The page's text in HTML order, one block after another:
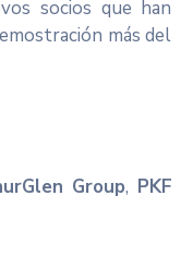
socios que han
más del
Group, PKF